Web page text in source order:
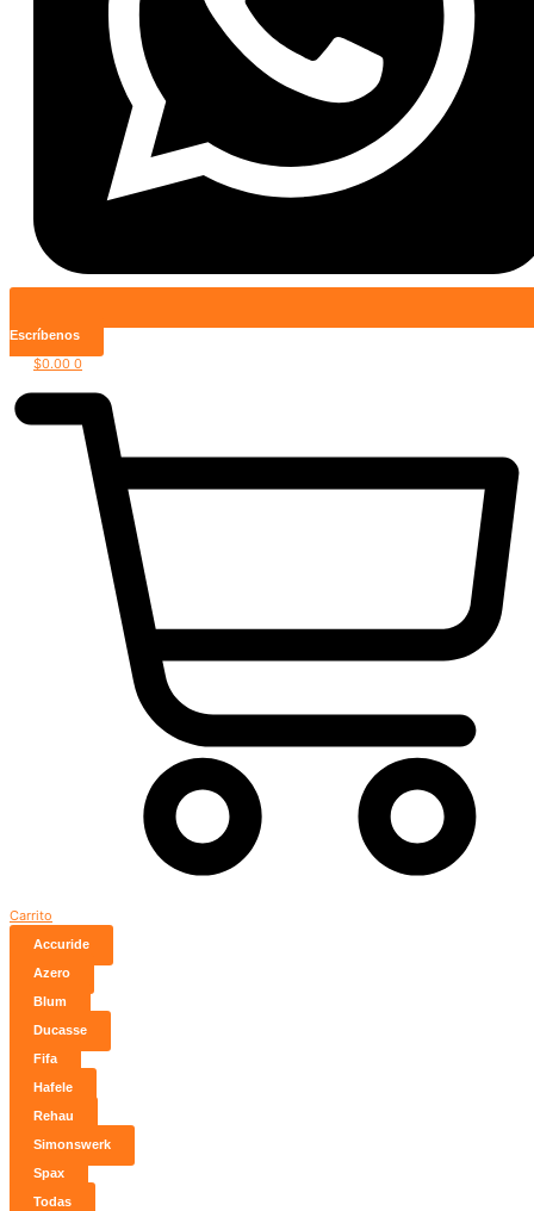
Escríbenos
$0.00 0
Carrito
Accuride
Azero
Blum
Ducasse
Fifa
Hafele
Rehau
Simonswerk
Spax
Todas